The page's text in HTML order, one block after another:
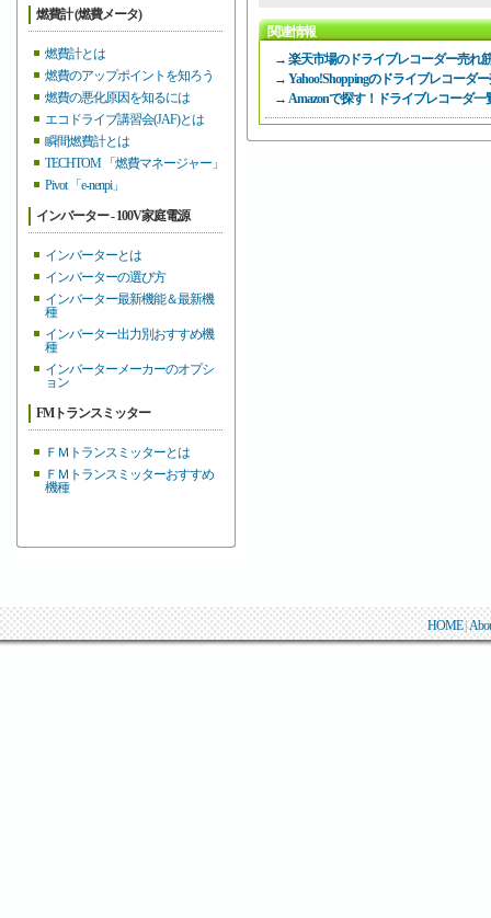
燃費計 (燃費メータ)
燃費計とは
燃費のアップポイントを知ろう
燃費の悪化原因を知るには
エコドライブ講習会(JAF)とは
瞬間燃費計とは
TECHTOM 「燃費マネージャー」
Pivot 「e-nenpi」
インバーター - 100V家庭電源
インバーターとは
インバーターの選び方
インバーター最新機能＆最新機
種
インバーター出力別おすすめ機
種
インバーターメーカーのオプシ
ョン
FMトランスミッター
ＦＭトランスミッターとは
ＦＭトランスミッターおすすめ
機種
関連情報
→ 楽天市場のドライブレコーダー売れ
→ Yahoo!Shoppingのドライブレコーダ
→ Amazonで探す！ドライブレコーダ一
HOME|